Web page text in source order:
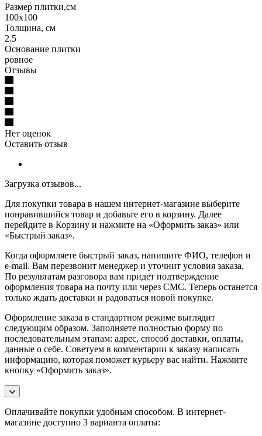
Размер плитки,см
100х100
Толщина, см
2.5
Основание плитки
ровное
Отзывы
Нет оценок
Оставить отзыв
Загрузка отзывов...
Для покупки товара в нашем интернет-магазине выберите
понравившийся товар и добавьте его в корзину. Далее
перейдите в Корзину и нажмите на «Оформить заказ» или
«Быстрый заказ».
Когда оформляете быстрый заказ, напишите ФИО, телефон и
e-mail. Вам перезвонит менеджер и уточнит условия заказа.
По результатам разговора вам придет подтверждение
оформления товара на почту или через СМС. Теперь останется
только ждать доставки и радоваться новой покупке.
Оформление заказа в стандартном режиме выглядит
следующим образом. Заполняете полностью форму по
последовательным этапам: адрес, способ доставки, оплаты,
данные о себе. Советуем в комментарии к заказу написать
информацию, которая поможет курьеру вас найти. Нажмите
кнопку «Оформить заказ».
Оплачивайте покупки удобным способом. В интернет-
магазине доступно 3 варианта оплаты: